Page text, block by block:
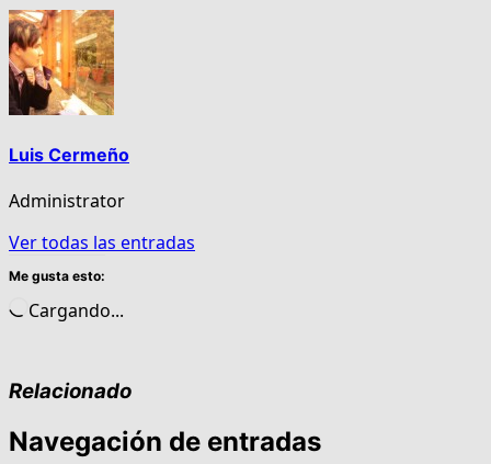
Luis Cermeño
Administrator
Ver todas las entradas
Me gusta esto:
Cargando...
Relacionado
Navegación de entradas